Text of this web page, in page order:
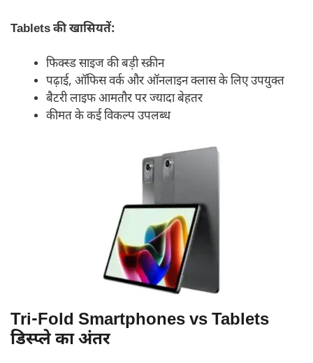
Tablets की खासियतें:
फिक्स्ड साइज की बड़ी स्क्रीन
पढ़ाई, ऑफिस वर्क और ऑनलाइन क्लास के लिए उपयुक्त
बैटरी लाइफ आमतौर पर ज्यादा बेहतर
कीमत के कई विकल्प उपलब्ध
Tri-Fold Smartphones vs Tablets
डिस्प्ले का अंतर